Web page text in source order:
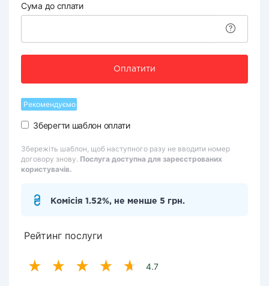
Сума до сплати
Оплатити
Рекомендуємо
Зберегти шаблон оплати
Збережіть шаблон, щоб наступного разу не вводити номер
договору знову. Послуга доступна для зареєстрованих
користувачів.
Комісія 1.52%, не менше 5 грн.
Рейтинг послуги
4.7